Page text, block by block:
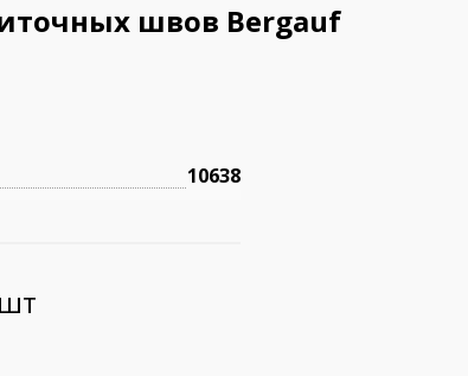
швов Bergauf
10638
шт